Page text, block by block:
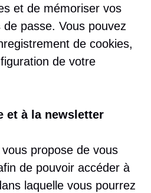
et de mémoriser vos
passe. Vous pouvez
de cookies,
de votre
et à la newsletter
propose de vous
de pouvoir accéder à
laquelle vous pourrez